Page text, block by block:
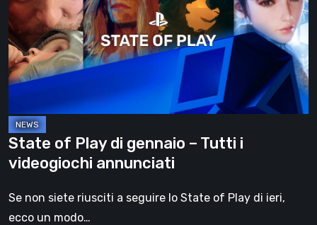
di
gennaio
–
Tutti
videogiochi
annunciati
State of Play di gennaio – Tutti i
videogiochi annunciati
Se non siete riusciti a seguire lo State of Play di ieri,
ecco un modo…